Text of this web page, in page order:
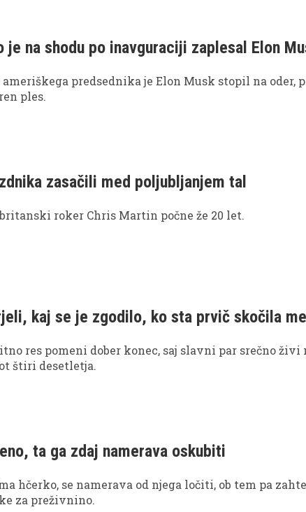
je na shodu po inavguraciji zaplesal Elon
predsednika je Elon Musk stopil na oder,
ples.
zasačili med poljubljanjem tal
roker Chris Martin počne že 20 let.
kaj se je zgodilo, ko sta prvič skočila
res pomeni dober konec, saj slavni par srečno živi
štiri desetletja.
ta ga zdaj namerava oskubiti
hčerko, se namerava od njega ločiti, ob tem pa
za preživnino.